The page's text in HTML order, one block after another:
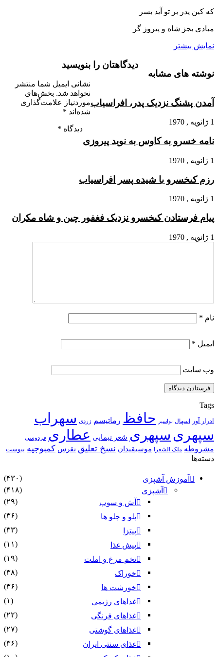
که کین پدر بر تو آید بسر
مبادى بجز شاه و پیروز گر
نمایش بیشتر
نوشته های مشابه
آمدن پشنگ نزدیک پدر، افراسیاب
1 ژانویه , 1970
نامه خسرو به کاوس به نوید پیروزى
1 ژانویه , 1970
رزم کى‏خسرو با شیده پسر افراسیاب
1 ژانویه , 1970
پیام فرستادن کى‏خسرو نزدیک فغفور چین و شاه مکران
1 ژانویه , 1970
دیدگاهتان را بنویسید
نشانی ایمیل شما منتشر
نخواهد شد. بخش‌های
موردنیاز علامت‌گذاری
شده‌اند *
دیدگاه *
نام *
ایمیل *
وب‌ سایت
Tags
ادرار آور اسهال بواسیر حافظ رماتیسم زردی سهراب
سپهری سپهری شعر نیمایی عطاری فردوسی
مشروطه ملک الشعرا موسیقیدان نسخ تعلیق نقرس کمبوجیه یبوست
دسته‌ها
آموزش آشپزی
(۴۳۰)
آشپزی
(۴۱۸)
آش و سوپ
(۲۹)
پلو و چلو ها
(۳۶)
پیتزا
(۳۳)
پیش غذا
(۱۱)
تخم مرغ و املت
(۱۹)
خوراک
(۳۸)
خورشت ها
(۳۶)
غذاهای رژیمی
(۱)
غذاهای فرنگی
(۲۲)
غذاهای گوشتی
(۲۷)
غذای سنتی ایران
(۳۶)